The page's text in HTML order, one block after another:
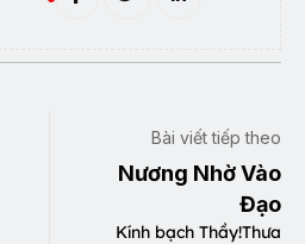
Bài viết tiếp theo
Nương Nhờ Vào
Đạo
Kính bạch Thầy!Thưa